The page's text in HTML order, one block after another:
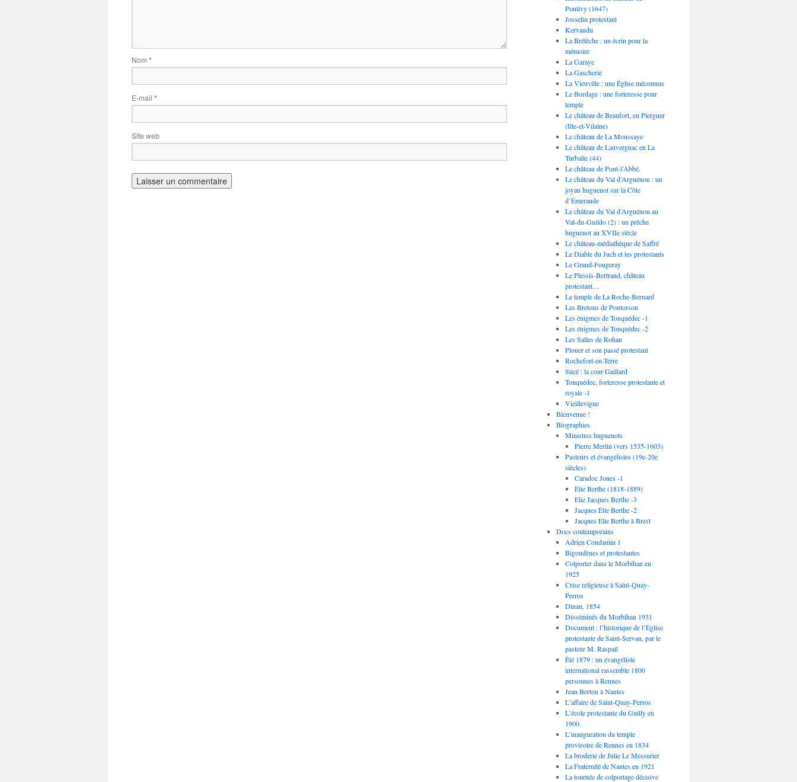
Nom *
E-mail *
Site web
Pontivy (1647)
Josselin protestant
Kervaudu
La Brétèche : un écrin pour la
mémoire
La Garaye
La Gascherie
La Vieuville : une Église méconnue
Le Bordage : une forteresse pour
temple
Le château de Beaufort, en Plerguer
(Ille-et-Vilaine)
Le château de La Moussaye
Le château de Lauvergnac en La
Turballe (44)
Le château de Pont-l’Abbé.
Le château du Val d’Arguénon : un
joyau huguenot sur la Côte
d’Émeraude
Le château du Val d’Arguénon au
Val-du-Guildo (2) : un prêche
huguenot au XVIIe siècle
Le château-médiathèque de Saffré
Le Diable du Juch et les protestants
Le Grand-Fougeray
Le Plessis-Bertrand, château
protestant…
Le temple de La Roche-Bernard
Les Bretons de Pontorson
Les énigmes de Tonquédec -1
Les énigmes de Tonquédec -2
Les Salles de Rohan
Plouer et son passé protestant
Rochefort-en-Terre
Sucé : la cour Gaillard
Tonquédec, forteresse protestante et
royale -1
Vieillevigne
Bienvenue !
Biographies
Ministres huguenots
Pierre Merlin (vers 1535-1603)
Pasteurs et évangélistes (19e-20e
siècles)
Caradoc Jones -1
Elie Berthe (1818-1889)
Elie Jacques Berthe -3
Jacques Élie Berthe -2
Jacques Elie Berthe à Brest
Docs contemporains
Adrien Condamin 1
Bigoudènes et protestantes
Colporter dans le Morbihan en
1925
Crise religieuse à Saint-Quay-
Perros
Dinan, 1854
Disséminés du Morbihan 1931
Document : l’historique de l’Église
protestante de Saint-Servan, par le
pasteur M. Raspail
Été 1879 : un évangéliste
international rassemble 1800
personnes à Rennes
Jean Berton à Nantes
L’affaire de Saint-Quay-Perros
L’école protestante du Guilly en
1900.
L’inauguration du temple
provisoire de Rennes en 1834
La broderie de Julie Le Messurier
La Fraternité de Nantes en 1921
La tournée de colportage décisive